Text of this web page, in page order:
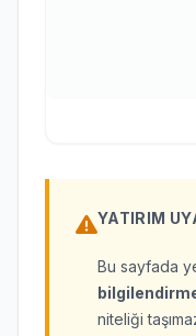
YATIRIM
Bu sayfada
niteliği